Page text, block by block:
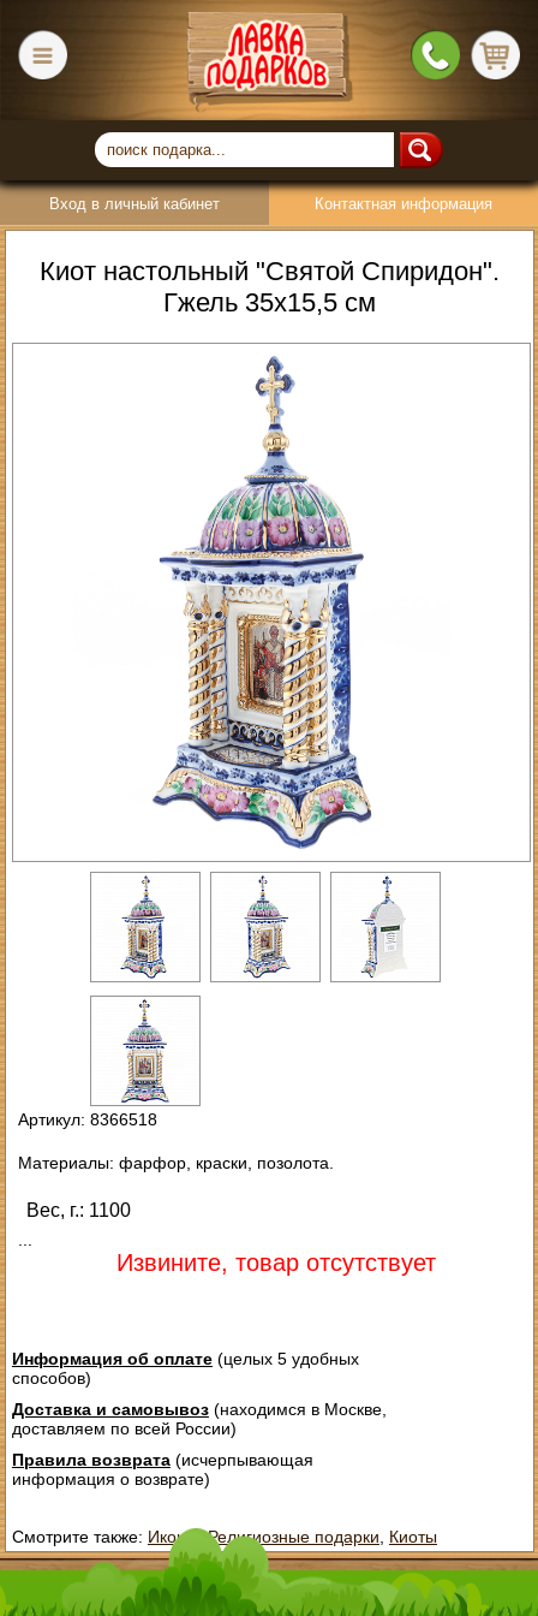
Вход в личный кабинет Контактная информация
Киот настольный "Святой Спиридон".
Гжель 35х15,5 см
Артикул: 8366518
Материалы: фарфор, краски, позолота.
Вес, г.: 1100
Извините, товар отсутствует
Информация об оплате(целых 5 удобных
способов)
Доставка и самовывоз(находимся в Москве,
доставляем по всей России)
Правила возврата(исчерпывающая
информация о возврате)
Смотрите также: Иконы ,Религиозные подарки Киоты